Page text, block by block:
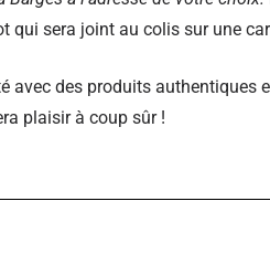
qui sera joint au colis sur une
avec des produits authentiques
plaisir à coup sûr !